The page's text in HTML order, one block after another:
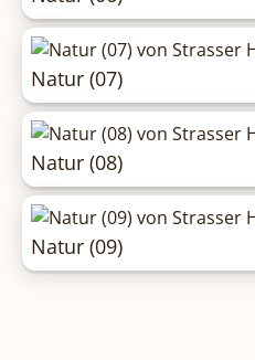
Natur (07)
Natur (08)
Natur (09)